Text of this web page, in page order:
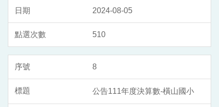
2024-08-05
510
8
公告111年度決算數-橫山國小